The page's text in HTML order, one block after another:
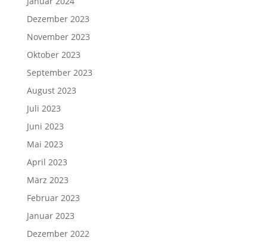
Dezember 2023
November 2023
Oktober 2023
September 2023
August 2023
Juli 2023
Juni 2023
Mai 2023
April 2023
März 2023
Februar 2023
Januar 2023
Dezember 2022